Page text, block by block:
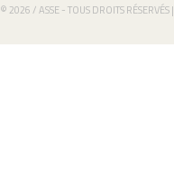
© 2026 / ASSE - TOUS DROITS RÉSERVÉS |